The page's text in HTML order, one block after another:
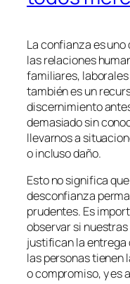
La confianza es
las relaciones
familiares,
también es un
discernimiento
demasiado sin
llevarnos a
o incluso daño.
Esto no significa
desconfianza
prudentes. Es
observar si
justifican la entrega
las personas tienen
o compromiso, y es